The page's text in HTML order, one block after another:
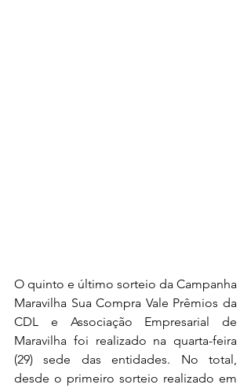
O quinto e último sorteio da Campanha
Maravilha Sua Compra Vale Prêmios da
CDL e Associação Empresarial de
Maravilha foi realizado na quarta-feira
(29) sede das entidades. No total,
desde o primeiro sorteio realizado em